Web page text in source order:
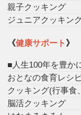
親子クッキング
ジュニアクッキン
《健康サポート 》
■人生100年を豊か
おとなの食育レシ
クッキング(行事食
脳活クッキング